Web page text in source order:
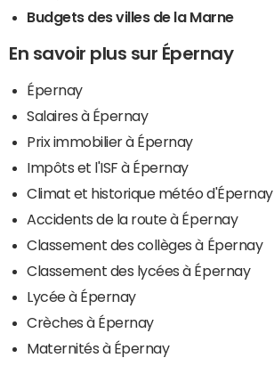
Budgets des villes de la Marne
En savoir plus sur Épernay
Épernay
Salaires à Épernay
Prix immobilier à Épernay
Impôts et l'ISF à Épernay
Climat et historique météo d'Épernay
Accidents de la route à Épernay
Classement des collèges à Épernay
Classement des lycées à Épernay
Lycée à Épernay
Crèches à Épernay
Maternités à Épernay